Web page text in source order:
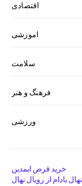
اقتصادی
اموزشی
سلامت
فرهنگ و هنر
ورزشی
خرید قرص ایمدین
نهال بادام از رویال نهال